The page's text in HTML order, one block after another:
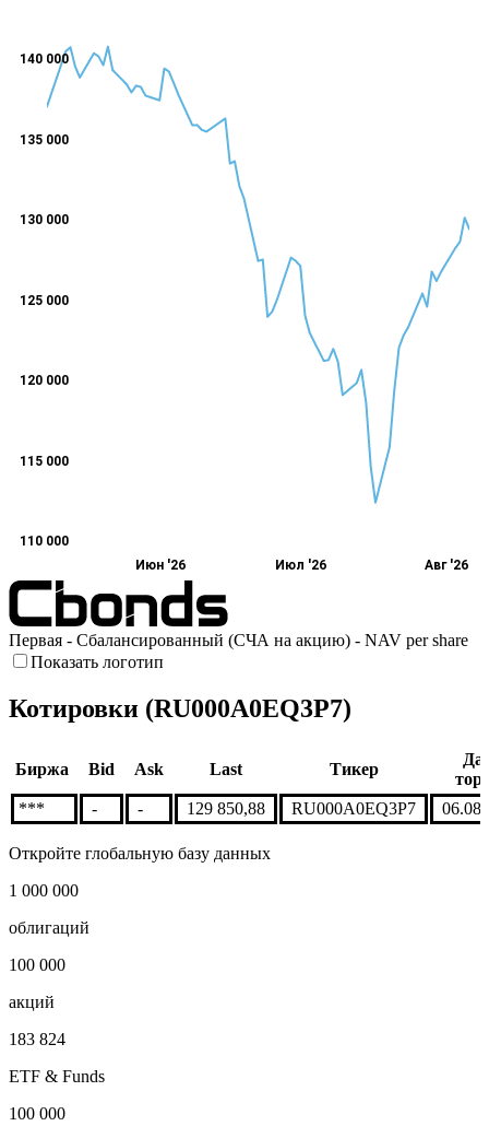
Июн '26 Июл '26 Авг '26
110 000
115 000
120 000
125 000
130 000
135 000
140 000
Первая - Сбалансированный (СЧА на акцию) - NAV per share
Показать логотип
Котировки (RU000A0EQ3P7)
Биржа Bid Ask Last Тикер
***
- - 129 850,88 RU000A0EQ3P7
Откройте глобальную базу данных
1 000 000
облигаций
100 000
акций
183 824
ETF & Funds
100 000